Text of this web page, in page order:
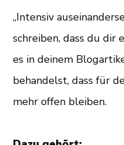
„Intensiv
schreiben, dass du dir
es in deinem
behandelst, dass für
mehr offen bleiben.